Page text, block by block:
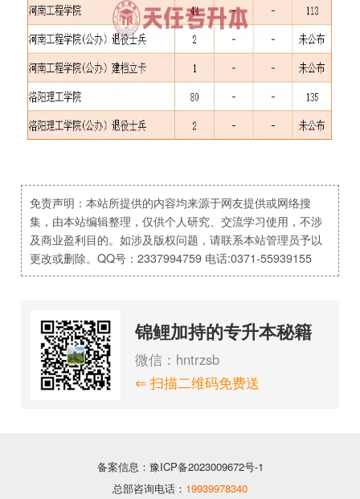
免责声明：本站所提供的内容均来源于网友提供或网络搜
集，由本站编辑整理，仅供个人研究、交流学习使用，不涉
及商业盈利目的。如涉及版权问题，请联系本站管理员予以
更改或删除。QQ号：2337994759 电话:0371-55939155
锦鲤加持的专升本秘籍
微信：hntrzsb
⇐ 扫描二维码免费送
备案信息：豫ICP备2023009672号-1
总部咨询电话： 19939978340